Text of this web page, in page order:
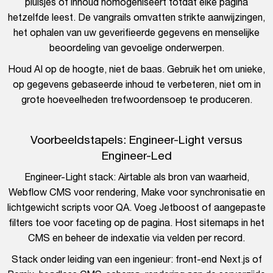
hetzelfde leest. De vangrails omvatten strikte aanwijzingen,
het ophalen van uw geverifieerde gegevens en menselijke
beoordeling van gevoelige onderwerpen.
Houd AI op de hoogte, niet de baas. Gebruik het om unieke,
op gegevens gebaseerde inhoud te verbeteren, niet om in
grote hoeveelheden trefwoordensoep te produceren.
Voorbeeldstapels: Engineer-Light versus
Engineer-Led
Engineer-Light stack: Airtable als bron van waarheid,
Webflow CMS voor rendering, Make voor synchronisatie en
lichtgewicht scripts voor QA. Voeg Jetboost of aangepaste
filters toe voor faceting op de pagina. Host sitemaps in het
CMS en beheer de indexatie via velden per record.
Stack onder leiding van een ingenieur: front-end Next.js of